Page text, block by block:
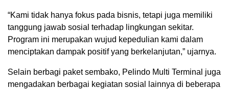
“Kami tidak hanya fokus pada bisnis, tetapi juga memiliki
tanggung jawab sosial terhadap lingkungan sekitar.
Program ini merupakan wujud kepedulian kami dalam
menciptakan dampak positif yang berkelanjutan,” ujarnya.
Selain berbagi paket sembako, Pelindo Multi Terminal juga
mengadakan berbagai kegiatan sosial lainnya di beberapa